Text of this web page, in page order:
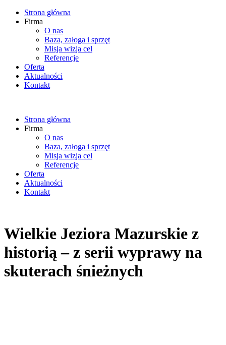
Strona główna
Firma
O nas
Baza, załoga i sprzęt
Misja wizja cel
Referencje
Oferta
Aktualności
Kontakt
Strona główna
Firma
O nas
Baza, załoga i sprzęt
Misja wizja cel
Referencje
Oferta
Aktualności
Kontakt
Wielkie Jeziora Mazurskie z
historią – z serii wyprawy na
skuterach śnieżnych